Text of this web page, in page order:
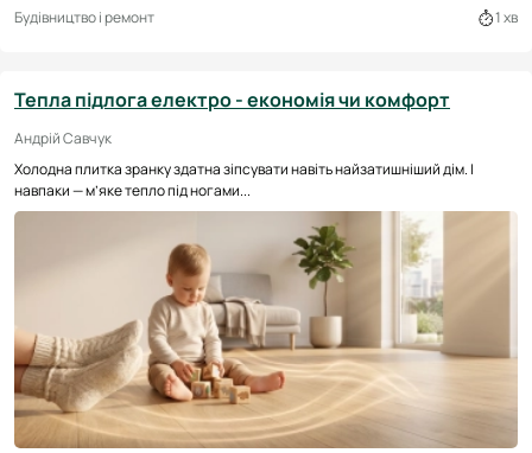
Будівництво і ремонт 1 хв
Тепла підлога електро - економія чи комфорт
Андрій Савчук
Холодна плитка зранку здатна зіпсувати навіть найзатишніший дім. І
навпаки — м’яке тепло під ногами...